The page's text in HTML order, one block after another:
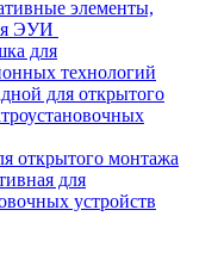
элементы,
ЭУИ
для
технологий
для открытого
открытого монтажа
для
устройств